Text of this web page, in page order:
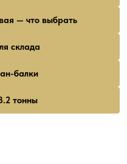
— что выбрать
склада
балки
тонны